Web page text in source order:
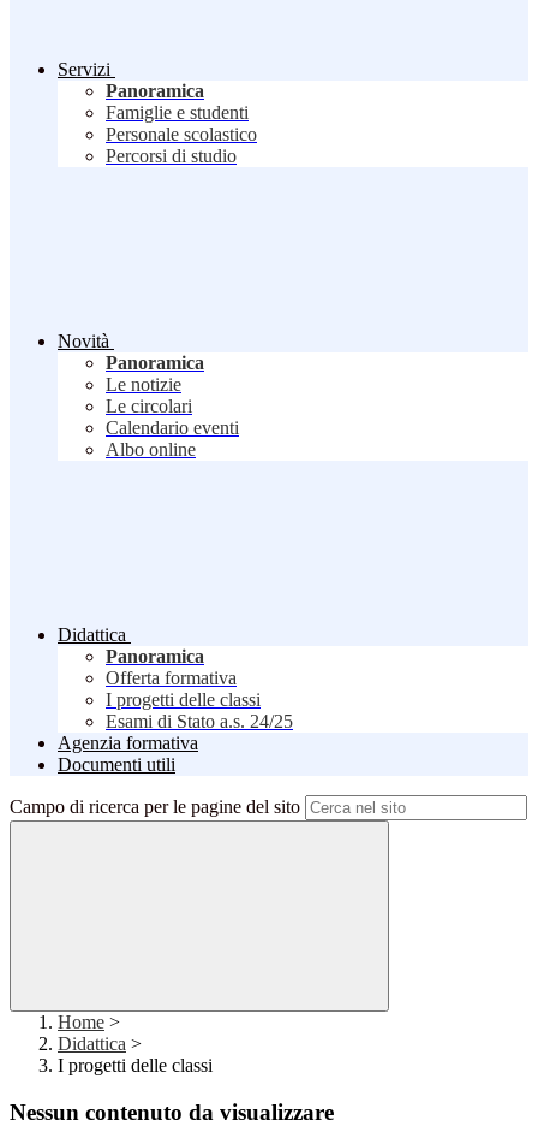
Servizi
Panoramica
Famiglie e studenti
Personale scolastico
Percorsi di studio
Novità
Panoramica
Le notizie
Le circolari
Calendario eventi
Albo online
Didattica
Panoramica
Offerta formativa
I progetti delle classi
Esami di Stato a.s. 24/25
Agenzia formativa
Documenti utili
Campo di ricerca per le pagine del sito
Home >
Didattica >
I progetti delle classi
Nessun contenuto da visualizzare